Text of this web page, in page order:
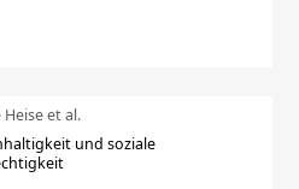
Heise et al.
und soziale